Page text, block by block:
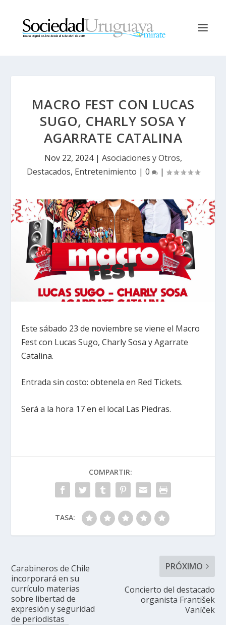
MACRO FEST CON LUCAS
SUGO, CHARLY SOSA Y
AGARRATE CATALINA
Nov 22, 2024| Asociaciones y Otros,
Destacados, Entretenimiento | 0 |
Este sábado 23 de noviembre se viene el Macro
Fest con Lucas Sugo, Charly Sosa y Agarrate
Catalina.
Entrada sin costo: obtenela en Red Tickets.
Será a la hora 17 en el local Las Piedras.
COMPARTIR:
TASA:
Carabineros de Chile
incorporará en su
currículo materias
sobre libertad de
expresión y seguridad
de periodistas
PRÓXIMO
Concierto del destacado
organista František
Vaníček